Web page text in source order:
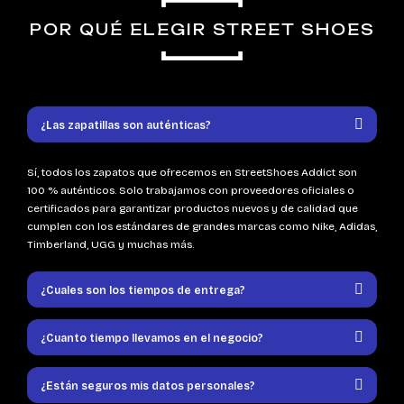
POR QUÉ ELEGIR STREET SHOES
¿Las zapatillas son auténticas?
Sí, todos los zapatos que ofrecemos en StreetShoes Addict son
100 % auténticos. Solo trabajamos con proveedores oficiales o
certificados para garantizar productos nuevos y de calidad que
cumplen con los estándares de grandes marcas como Nike, Adidas,
Timberland, UGG y muchas más.
¿Cuales son los tiempos de entrega?
¿Cuanto tiempo llevamos en el negocio?
¿Están seguros mis datos personales?